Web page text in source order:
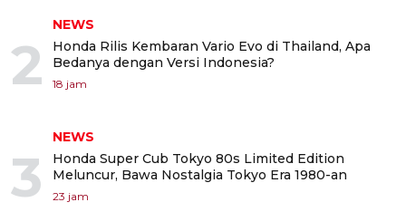
2
NEWS
Honda Rilis Kembaran Vario Evo di Thailand, Apa
Bedanya dengan Versi Indonesia?
18 jam
3
NEWS
Honda Super Cub Tokyo 80s Limited Edition
Meluncur, Bawa Nostalgia Tokyo Era 1980-an
23 jam